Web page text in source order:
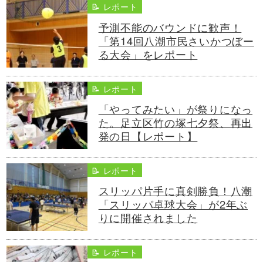
📝 レポート
予測不能のバウンドに歓声！
「第14回八潮市民さいかつぼー
る大会」をレポート
📝 レポート
「やってみたい」が祭りになっ
た。足立区竹の塚七夕祭、再出
発の日【レポート】
📝 レポート
スリッパ片手に真剣勝負！八潮
「スリッパ卓球大会」が2年ぶ
りに開催されました
📝 レポート